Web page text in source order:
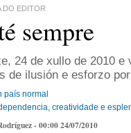
DO EDITOR
sempre
24 de xullo de 2010
de ilusión e esforzo
país normal
creatividade e
- 00:00 24/07/2010